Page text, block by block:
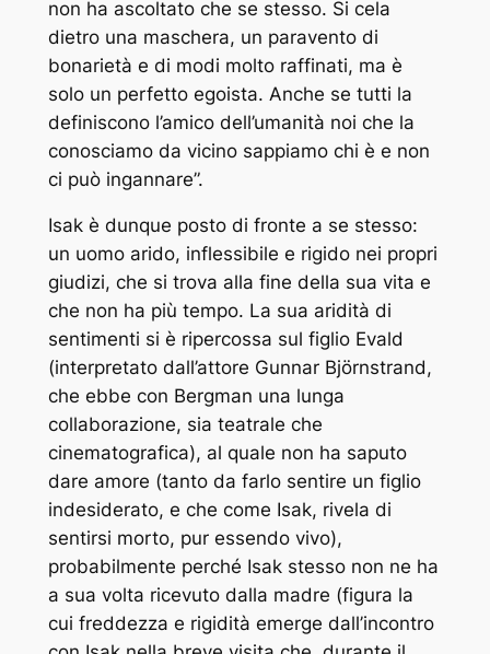
non ha ascoltato che se stesso. Si cela
dietro una maschera, un paravento di
bonarietà e di modi molto raffinati, ma è
solo un perfetto egoista. Anche se tutti la
definiscono l’amico dell’umanità noi che la
conosciamo da vicino sappiamo chi è e non
ci può ingannare”.
Isak è dunque posto di fronte a se stesso:
un uomo arido, inflessibile e rigido nei propri
giudizi, che si trova alla fine della sua vita e
che non ha più tempo. La sua aridità di
sentimenti si è ripercossa sul figlio Evald
(interpretato dall’attore Gunnar Björnstrand,
che ebbe con Bergman una lunga
collaborazione, sia teatrale che
cinematografica), al quale non ha saputo
dare amore (tanto da farlo sentire un figlio
indesiderato, e che come Isak, rivela di
sentirsi morto, pur essendo vivo),
probabilmente perché Isak stesso non ne ha
a sua volta ricevuto dalla madre (figura la
cui freddezza e rigidità emerge dall’incontro